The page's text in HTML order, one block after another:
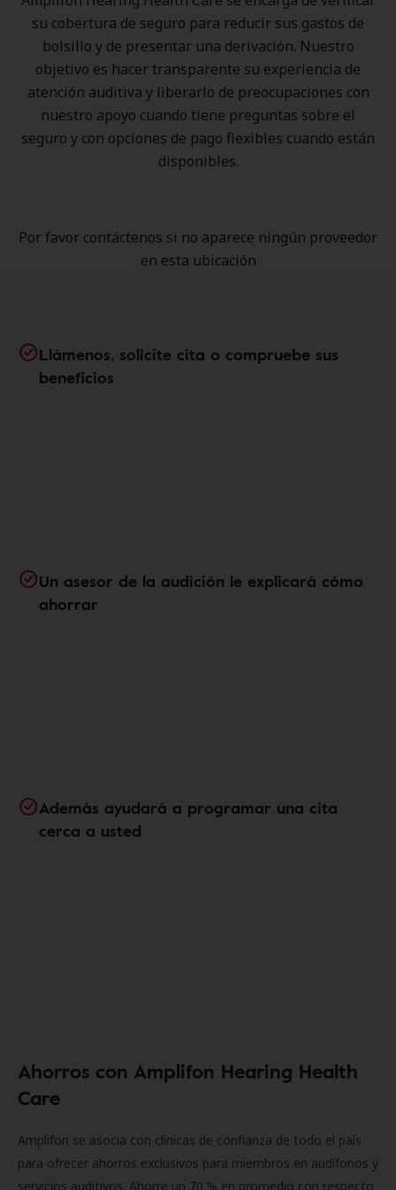
su cobertura de seguro para reducir sus gastos de
bolsillo y de presentar una derivación. Nuestro
objetivo es hacer transparente su experiencia de
atención auditiva y liberarlo de preocupaciones con
nuestro apoyo cuando tiene preguntas sobre el
seguro y con opciones de pago flexibles cuando están
disponibles.
Por favor contáctenos si no aparece ningún proveedor
en esta ubicación
Llámenos, solicite cita o compruebe sus
beneficios
Un asesor de la audición le explicará cómo
ahorrar
Además ayudará a programar una cita
cerca a usted
Ahorros con Amplifon Hearing Health
Care
Amplifon se asocia con clínicas de confianza de todo el país
para ofrecer ahorros exclusivos para miembros en audífonos y
servicios auditivos. Ahorre un 70 % en promedio con respecto